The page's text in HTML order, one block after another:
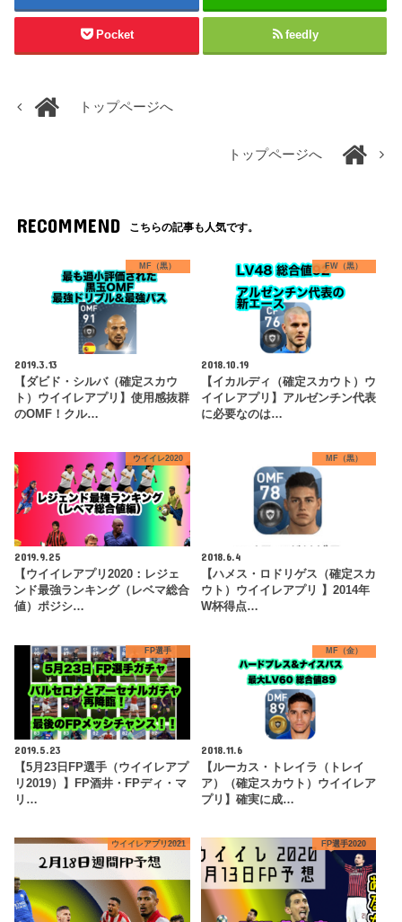
Pocket feedly
トップページへ
トップページへ
RECOMMEND こちらの記事も人気です。
MF（黒）
2019.3.13
【ダビド・シルバ（確定スカウ
ト）ウイイレアプリ】使用感抜群
のOMF！クル…
FW（黒）
2018.10.19
【イカルディ（確定スカウト）ウ
イイレアプリ】アルゼンチン代表
に必要なのは…
ウイイレ2020
2019.9.25
【ウイイレアプリ2020：レジェ
ンド最強ランキング（レベマ総合
値）ポジシ…
MF（黒）
2018.6.4
【ハメス・ロドリゲス（確定スカ
ウト）ウイイレアプリ 】2014年
W杯得点…
FP選手
2019.5.23
【5月23日FP選手（ウイイレアプ
リ2019）】FP酒井・FPディ・マ
リ…
MF（金）
2018.11.6
【ルーカス・トレイラ（トレイ
ア）（確定スカウト）ウイイレア
プリ】確実に成…
ウイイレアプリ2021 FP選手2020